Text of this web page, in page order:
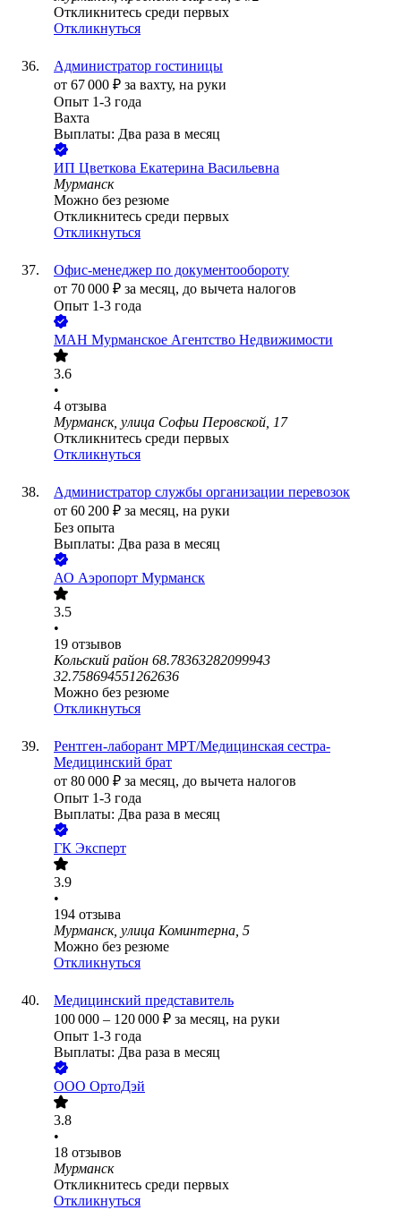
Откликнитесь среди первых
Откликнуться
Администратор гостиницы
от 67 000 ₽ за вахту, на руки
Опыт 1-3 года
Вахта
Выплаты: Два раза в месяц
ИП Цветкова Екатерина Васильевна
Мурманск
Можно без резюме
Откликнитесь среди первых
Откликнуться
Офис-менеджер по документообороту
от 70 000 ₽ за месяц, до вычета налогов
Опыт 1-3 года
МАН Мурманское Агентство Недвижимости
3.6
•
4 отзыва
Мурманск, улица Софьи Перовской, 17
Откликнитесь среди первых
Откликнуться
Администратор службы организации перевозок
от 60 200 ₽ за месяц, на руки
Без опыта
Выплаты: Два раза в месяц
АО Аэропорт Мурманск
3.5
•
19 отзывов
Кольский район 68.78363282099943
32.758694551262636
Можно без резюме
Откликнуться
Рентген-лаборант МРТ/Медицинская сестра-
Медицинский брат
от 80 000 ₽ за месяц, до вычета налогов
Опыт 1-3 года
Выплаты: Два раза в месяц
ГК Эксперт
3.9
•
194 отзыва
Мурманск, улица Коминтерна, 5
Можно без резюме
Откликнуться
Медицинский представитель
100 000 – 120 000 ₽ за месяц, на руки
Опыт 1-3 года
Выплаты: Два раза в месяц
ООО ОртоДэй
3.8
•
18 отзывов
Мурманск
Откликнитесь среди первых
Откликнуться